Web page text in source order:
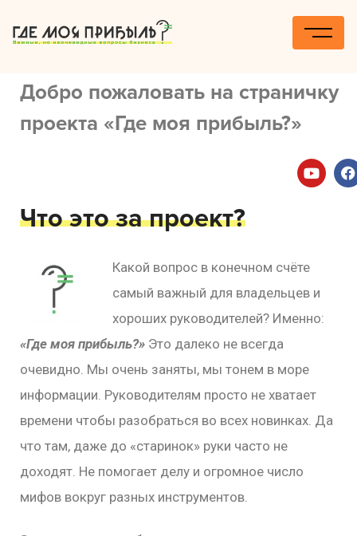
Добро пожаловать на страничку
проекта «Где моя прибыль?»
Что это за проект?
Какой вопрос в конечном счёте
самый важный для владельцев и
хороших руководителей? Именно:
«Где моя прибыль?» Это далеко не всегда
очевидно. Мы очень заняты, мы тонем в море
информации. Руководителям просто не хватает
времени чтобы разобраться во всех новинках. Да
что там, даже до «старинок» руки часто не
доходят. Не помогает делу и огромное число
мифов вокруг разных инструментов.